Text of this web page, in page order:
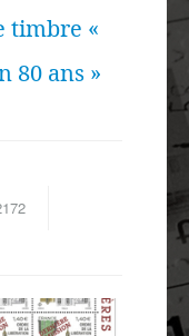
timbre «
80 ans »